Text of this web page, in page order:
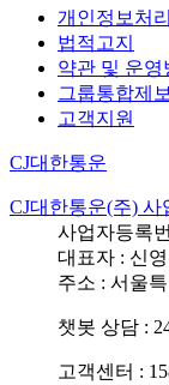
개인정보처
법적고지
약관 및 운영
그룹통합제
고객지원
CJ대한통운
CJ대한통운(주) 사
사업자등록
대표자 : 신
주소 : 서울
챗봇 상담 :
고객센터 :